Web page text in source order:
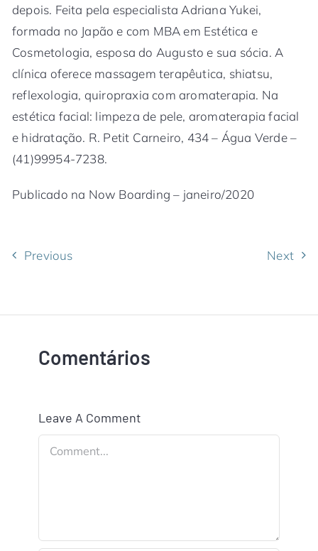
depois. Feita pela especialista Adriana Yukei,
formada no Japão e com MBA em Estética e
Cosmetologia, esposa do Augusto e sua sócia. A
clínica oferece massagem terapêutica, shiatsu,
reflexologia, quiropraxia com aromaterapia. Na
estética facial: limpeza de pele, aromaterapia facial
e hidratação. R. Petit Carneiro, 434 – Água Verde –
(41)99954-7238.
Publicado na Now Boarding – janeiro/2020
Previous Next
Comentários
Leave A Comment
Comment